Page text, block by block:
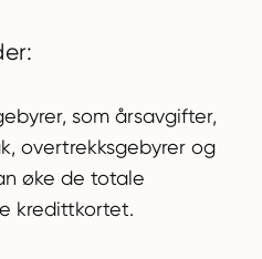
som årsavgifter,
overtrekksgebyrer og
øke de totale
kredittkortet.